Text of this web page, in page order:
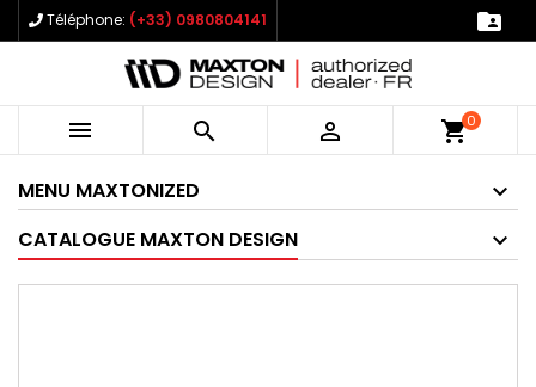
Téléphone: (+33) 0980804141 
   shopping_cart0
MENU MAXTONIZED
CATALOGUE MAXTON DESIGN